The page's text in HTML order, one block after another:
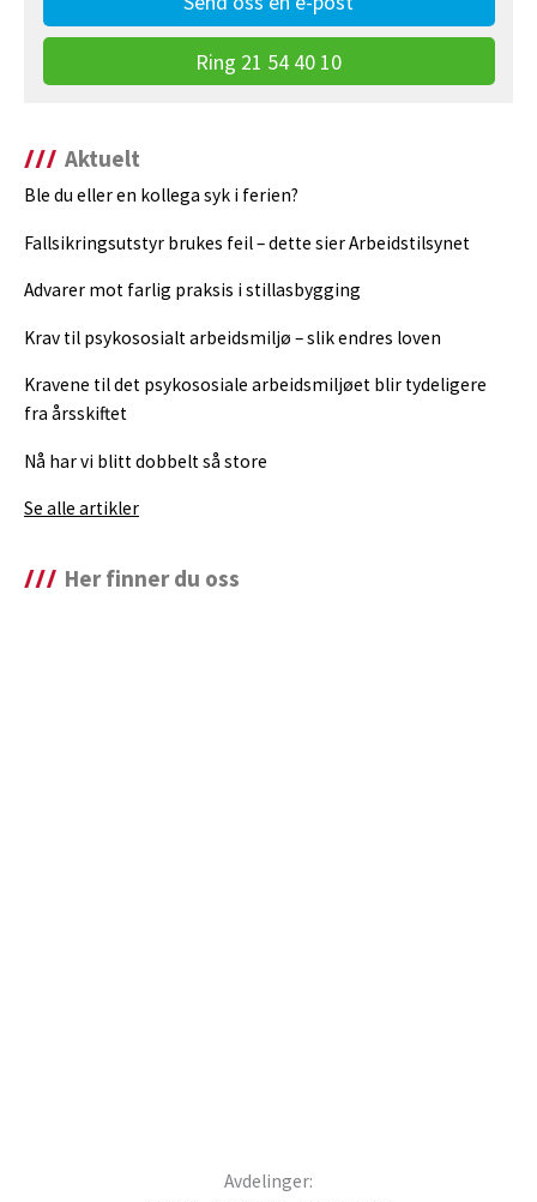
Ring 21 54 40 10
Aktuelt
Ble du eller en kollega syk i ferien?
Fallsikringsutstyr brukes feil – dette sier Arbeidstilsynet
Advarer mot farlig praksis i stillasbygging
Krav til psykososialt arbeidsmiljø – slik endres loven
Kravene til det psykososiale arbeidsmiljøet blir tydeligere
fra årsskiftet
Nå har vi blitt dobbelt så store
Se alle artikler
Her finner du oss
Avdelinger: